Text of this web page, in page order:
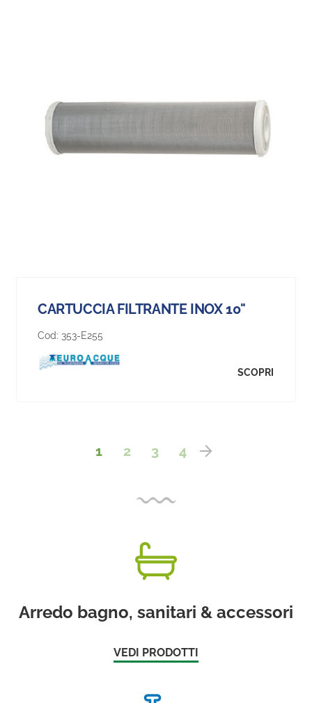
CARTUCCIA FILTRANTE INOX 10"
Cod: 353-E255
SCOPRI
1 2 3 4
Arredo bagno, sanitari & accessori
VEDI PRODOTTI